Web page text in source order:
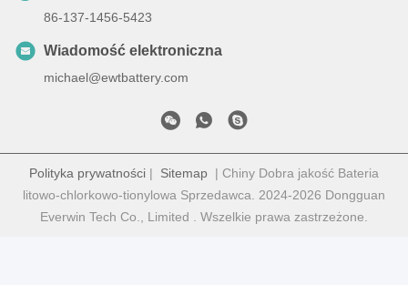
86-137-1456-5423
Wiadomość elektroniczna
michael@ewtbattery.com
Polityka prywatności | Sitemap | Chiny Dobra jakość Bateria
litowo-chlorkowo-tionylowa Sprzedawca. 2024-2026 Dongguan
Everwin Tech Co., Limited . Wszelkie prawa zastrzeżone.